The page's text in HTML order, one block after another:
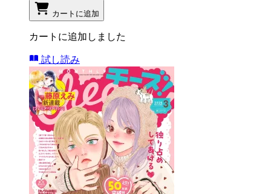
カートに追加
カートに追加しました
試し読み